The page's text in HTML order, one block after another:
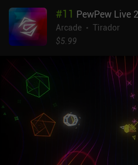
#11 PewPew Live 2
Arcade
Tirador
$5.99